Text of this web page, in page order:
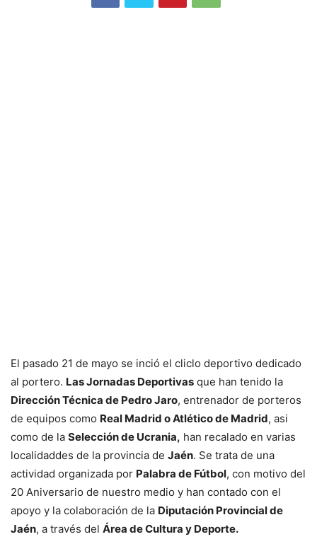
El pasado 21 de mayo se inció el cliclo deportivo dedicado
al portero. Las Jornadas Deportivas que han tenido la
Dirección Técnica de Pedro Jaro, entrenador de porteros
de equipos como Real Madrid o Atlético de Madrid, asi
como de la Selección de Ucrania, han recalado en varias
localidaddes de la provincia de Jaén. Se trata de una
actividad organizada por Palabra de Fútbol, con motivo del
20 Aniversario de nuestro medio y han contado con el
apoyo y la colaboración de la Diputación Provincial de
Jaén, a través del Área de Cultura y Deporte.